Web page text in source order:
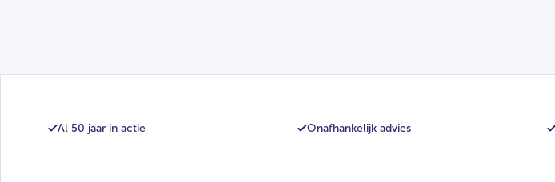
Al 50 jaar in actie Onafhankelijk advies